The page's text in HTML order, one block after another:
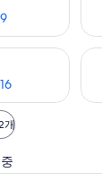
부 확인, 8월다
개